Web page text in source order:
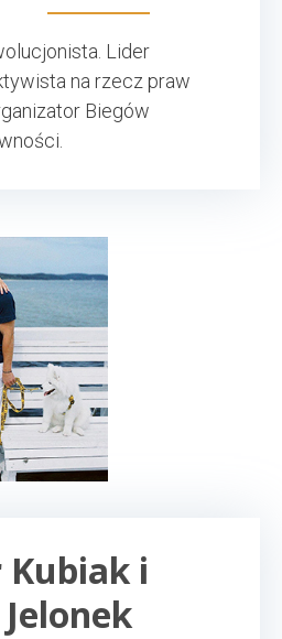
Lider
na rzecz praw
Biegów
i
Jelonek